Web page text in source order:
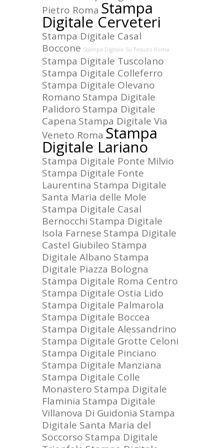
Pietro Roma Stampa
Digitale Cerveteri
Stampa Digitale Casal
Boccone Stampa Digitale Su Tessuto Roma
Stampa Digitale Tuscolano
Stampa Digitale Colleferro
Stampa Digitale Olevano
Romano Stampa Digitale
Palidoro Stampa Digitale
Capena Stampa Digitale Via
Veneto Roma Stampa
Digitale Lariano
Stampa Digitale Ponte Milvio
Stampa Digitale Fonte
Laurentina Stampa Digitale
Santa Maria delle Mole
Stampa Digitale Casal
Bernocchi Stampa Digitale
Isola Farnese Stampa Digitale
Castel Giubileo Stampa
Digitale Albano Stampa
Digitale Piazza Bologna
Stampa Digitale Roma Centro
Stampa Digitale Ostia Lido
Stampa Digitale Palmarola
Stampa Digitale Boccea
Stampa Digitale Alessandrino
Stampa Digitale Grotte Celoni
Stampa Digitale Pinciano
Stampa Digitale Manziana
Stampa Digitale Colle
Monastero Stampa Digitale
Flaminia Stampa Digitale
Villanova Di Guidonia Stampa
Digitale Santa Maria del
Soccorso Stampa Digitale